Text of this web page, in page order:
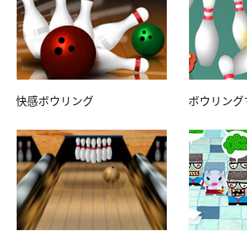
快感ボウリング ボウリング